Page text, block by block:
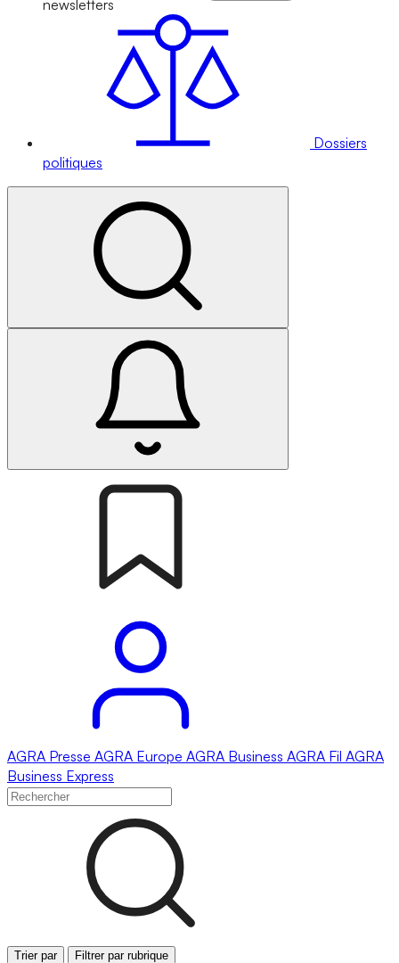
newsletters
Dossiers
politiques
AGRA Presse AGRA Europe AGRA Business AGRA Fil AGRA
Business Express
Trier par Filtrer par rubrique